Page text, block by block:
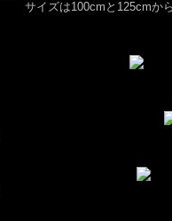
サイズは100cmと125cmから